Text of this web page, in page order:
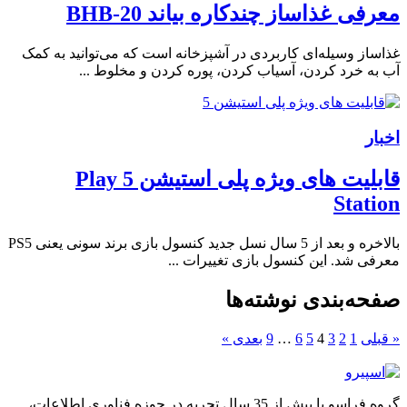
معرفی غذاساز چندکاره بیاند BHB-20
غذاساز وسیله‌ای کاربردی در آشپزخانه است که می‌‌توانید به کمک
آب به خرد کردن، آسیاب کردن، پوره کردن و مخلوط ...
اخبار
قابلیت های ویژه پلی استیشن 5 Play
Station
بالاخره و بعد از 5 سال نسل جدید کنسول‌ بازی برند سونی یعنی PS5
معرفی شد. این کنسول بازی تغییرات ...
صفحه‌بندی نوشته‌ها
« قبلی 1
2
3
4
5
6
…
9 بعدی »